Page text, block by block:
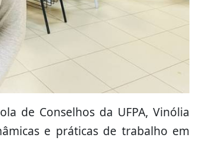
de Conselhos da UFPA, Vinólia
e práticas de trabalho em